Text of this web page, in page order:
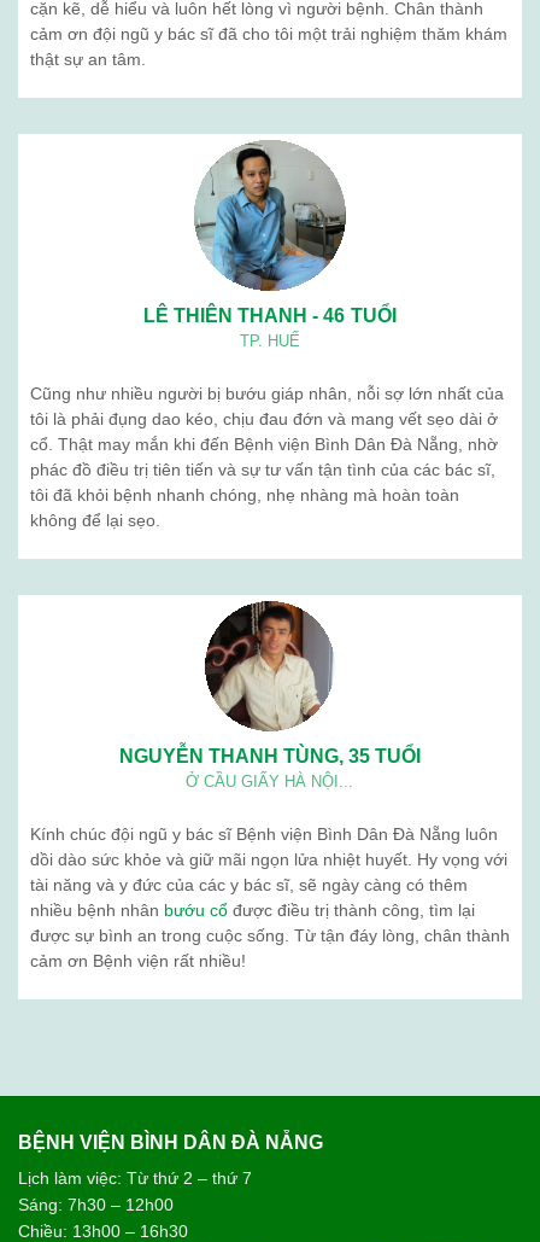
cặn kẽ, dễ hiểu và luôn hết lòng vì người bệnh. Chân thành
cảm ơn đội ngũ y bác sĩ đã cho tôi một trải nghiệm thăm khám
thật sự an tâm.
LÊ THIÊN THANH - 46 TUỔI
TP. HUẾ
Cũng như nhiều người bị bướu giáp nhân, nỗi sợ lớn nhất của
tôi là phải đụng dao kéo, chịu đau đớn và mang vết sẹo dài ở
cổ. Thật may mắn khi đến Bệnh viện Bình Dân Đà Nẵng, nhờ
phác đồ điều trị tiên tiến và sự tư vấn tận tình của các bác sĩ,
tôi đã khỏi bệnh nhanh chóng, nhẹ nhàng mà hoàn toàn
không để lại sẹo.
NGUYỄN THANH TÙNG, 35 TUỔI
Ở CẦU GIẤY HÀ NỘI...
Kính chúc đội ngũ y bác sĩ Bệnh viện Bình Dân Đà Nẵng luôn
dồi dào sức khỏe và giữ mãi ngọn lửa nhiệt huyết. Hy vọng với
tài năng và y đức của các y bác sĩ, sẽ ngày càng có thêm
nhiều bệnh nhân bướu cổ được điều trị thành công, tìm lại
được sự bình an trong cuộc sống. Từ tận đáy lòng, chân thành
cảm ơn Bệnh viện rất nhiều!
BỆNH VIỆN BÌNH DÂN ĐÀ NẴNG
Lịch làm việc: Từ thứ 2 – thứ 7
Sáng: 7h30 – 12h00
Chiều: 13h00 – 16h30